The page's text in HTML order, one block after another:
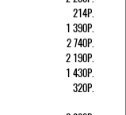
214Р.
1 390Р.
2 740Р.
2 190Р.
1 430Р.
320Р.